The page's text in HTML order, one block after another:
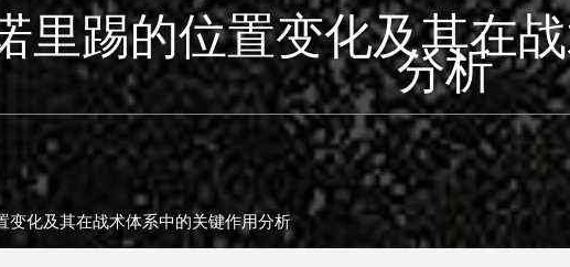
里踢的位置变化及其在
分析
变化及其在战术体系中的关键作用分析